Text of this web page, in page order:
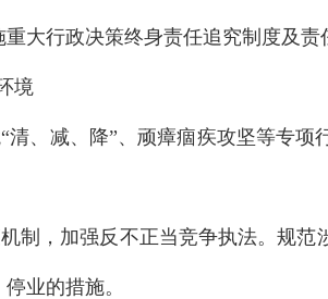
大行政决策终身责任追究制度及责
境
清、减、降”、顽瘴痼疾攻坚等专项
制，加强反不正当竞争执法。规范
业的措施。